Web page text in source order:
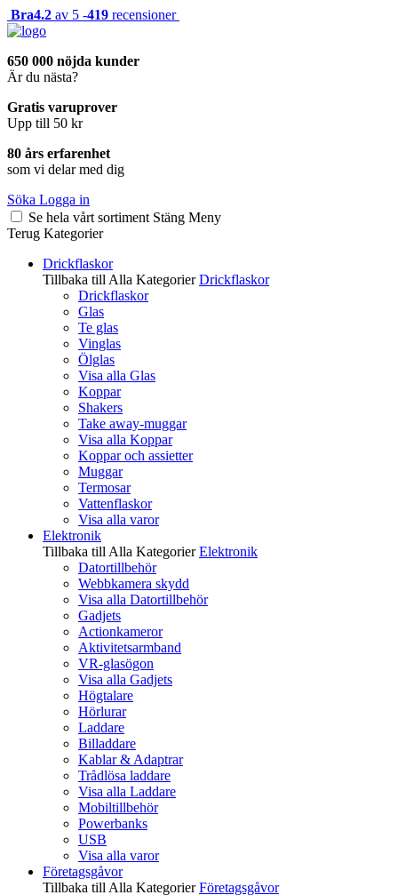
Bra4.2 av 5 -419 recensioner
650 000 nöjda kunder
Är du nästa?
Gratis varuprover
Upp till 50 kr
80 års erfarenhet
som vi delar med dig
Söka Logga in
Se hela vårt sortiment Stäng Meny
Terug Kategorier
Drickflaskor
Tillbaka till Alla Kategorier Drickflaskor
Drickflaskor
Glas
Te glas
Vinglas
Ölglas
Visa alla Glas
Koppar
Shakers
Take away-muggar
Visa alla Koppar
Koppar och assietter
Muggar
Termosar
Vattenflaskor
Visa alla varor
Elektronik
Tillbaka till Alla Kategorier Elektronik
Datortillbehör
Webbkamera skydd
Visa alla Datortillbehör
Gadjets
Actionkameror
Aktivitetsarmband
VR-glasögon
Visa alla Gadjets
Högtalare
Hörlurar
Laddare
Billaddare
Kablar & Adaptrar
Trådlösa laddare
Visa alla Laddare
Mobiltillbehör
Powerbanks
USB
Visa alla varor
Företagsgåvor
Tillbaka till Alla Kategorier Företagsgåvor